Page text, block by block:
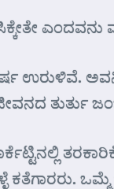
ಉರುಳಿವೆ.
ತುರ್ತು
ಕತೆಗಾರರು.